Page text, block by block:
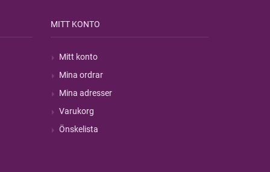
MITT KONTO
Mitt konto
Mina ordrar
Mina adresser
Varukorg
Önskelista